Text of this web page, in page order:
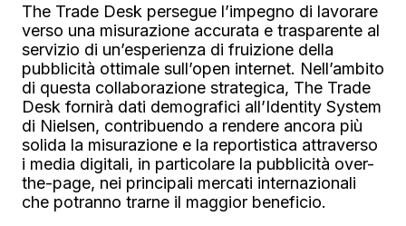
The Trade Desk persegue l’impegno di lavorare
verso una misurazione accurata e trasparente al
servizio di un’esperienza di fruizione della
pubblicità ottimale sull’open internet. Nell’ambito
di questa collaborazione strategica, The Trade
Desk fornirà dati demografici all’Identity System
di Nielsen, contribuendo a rendere ancora più
solida la misurazione e la reportistica attraverso
i media digitali, in particolare la pubblicità over-
the-page, nei principali mercati internazionali
che potranno trarne il maggior beneficio.